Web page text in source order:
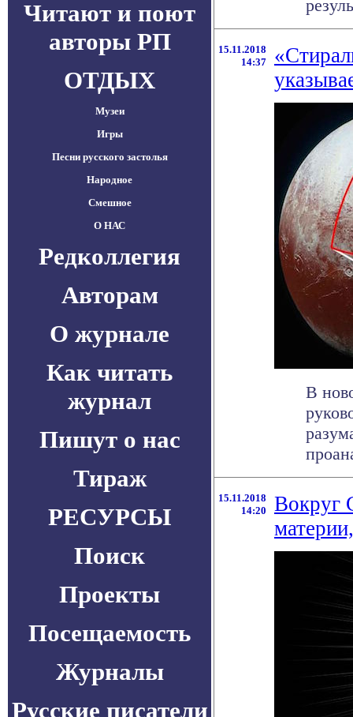
Читают и поют
авторы РП
ОТДЫХ
Музеи
Игры
Песни русского застолья
Народное
Смешное
О НАС
Редколлегия
Авторам
О журнале
Как читать
журнал
Пишут о нас
Тираж
РЕСУРСЫ
Поиск
Проекты
Посещаемость
Журналы
Русские писатели
15.11.2018
14:37
В
15.11.2018
14:20
Вокруг